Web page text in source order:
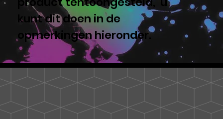
kunt dit doen in de
opmerkingen hieronder.